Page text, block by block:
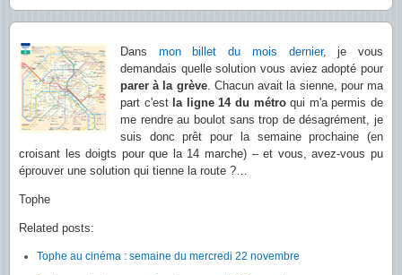
Dans mon billet du mois dernier, je vous
demandais quelle solution vous aviez adopté pour
parer à la grève. Chacun avait la sienne, pour ma
part c'est la ligne 14 du métroqui m'a permis de
me rendre au boulot sans trop de désagrément, je
suis donc prêt pour la semaine prochaine (en
croisant les doigts pour que la 14 marche) – et vous, avez-vous pu
éprouver une solution qui tienne la route ?…
Tophe
Related posts:
Tophe au cinéma : semaine du mercredi 22 novembre